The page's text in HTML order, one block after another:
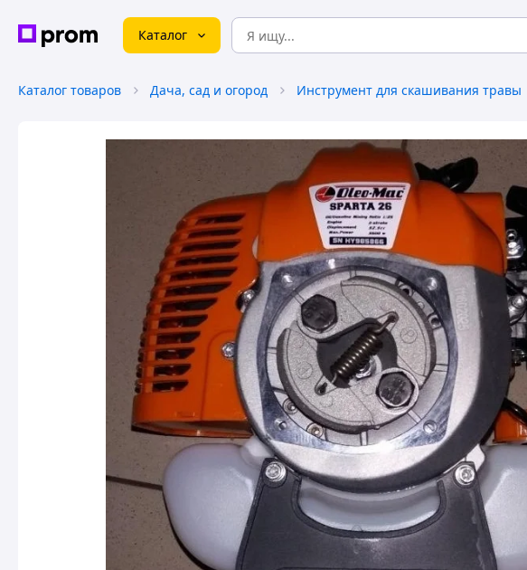
Каталог
Каталог товаров Дача, сад и огород Инструмент для скашивания травы